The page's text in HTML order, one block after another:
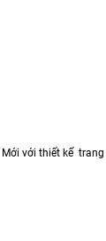
với thiết kế